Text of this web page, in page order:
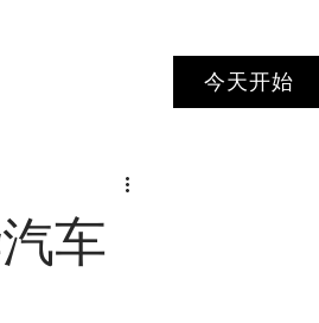
今天开始
车